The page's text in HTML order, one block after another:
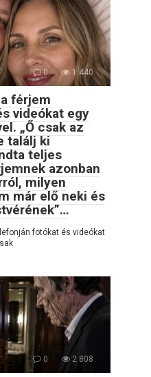
0 1 440
férjem
videókat egy
„Ő csak az
találj ki
teljes
azonban
milyen
már elő neki és
fotókat és videókat
0 2 808